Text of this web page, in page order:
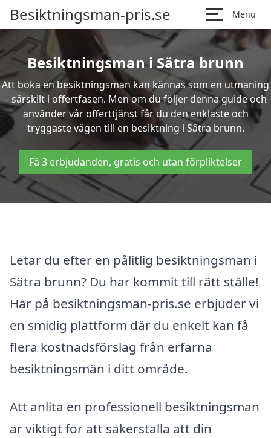
Besiktningsman-pris.se Menu
Besiktningsman i Sätra brunn
Att boka en besiktningsman kan kännas som en utmaning
– särskilt i offertfasen. Men om du följer denna guide och
använder vår offerttjänst får du den enklaste och
tryggaste vägen till en besiktning i Sätra brunn.
Få 3 erbjudanden, gratis och utan förpliktelser
Letar du efter en pålitlig besiktningsman i
Sätra brunn? Du har kommit till rätt ställe!
Här på besiktningsman-pris.se erbjuder vi
en smidig plattform där du enkelt kan få
flera kostnadsförslag från erfarna
besiktningsmän i ditt område.
Att anlita en professionell besiktningsman
är viktigt för att säkerställa att din